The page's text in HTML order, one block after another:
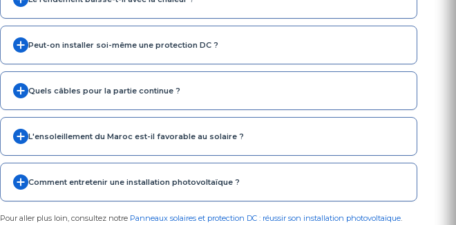
Peut-on installer soi-même une protection DC ?
Quels câbles pour la partie continue ?
L'ensoleillement du Maroc est-il favorable au solaire ?
Comment entretenir une installation photovoltaïque ?
Pour aller plus loin, consultez notre Panneaux solaires et protection DC : réussir son installation photovoltaïque.